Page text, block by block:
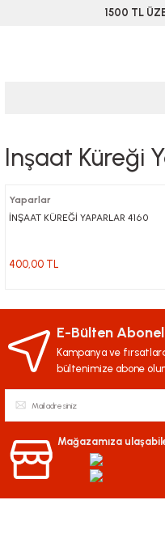
1500 TL
Inşaat Küreği
Yaparlar
İNŞAAT KÜREĞİ YAPARLAR 4160
400,00 TL
E-Bülten
Kampanya ve
bültenimize abone
Mağazamıza